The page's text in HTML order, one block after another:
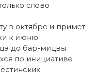
слово
в октябре и примет
к июню
до бар-мицвы
по инициативе